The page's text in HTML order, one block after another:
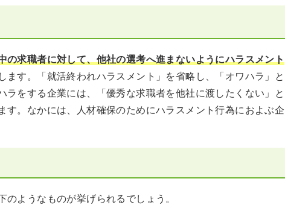
の求職者に対して、他社の選考へ進まないようにハラスメント
ます。「就活終われハラスメント」を省略し、「オワハラ」と
ラをする企業には、「優秀な求職者を他社に渡したくない」と
す。なかには、人材確保のためにハラスメント行為におよぶ企
ようなものが挙げられるでしょう。